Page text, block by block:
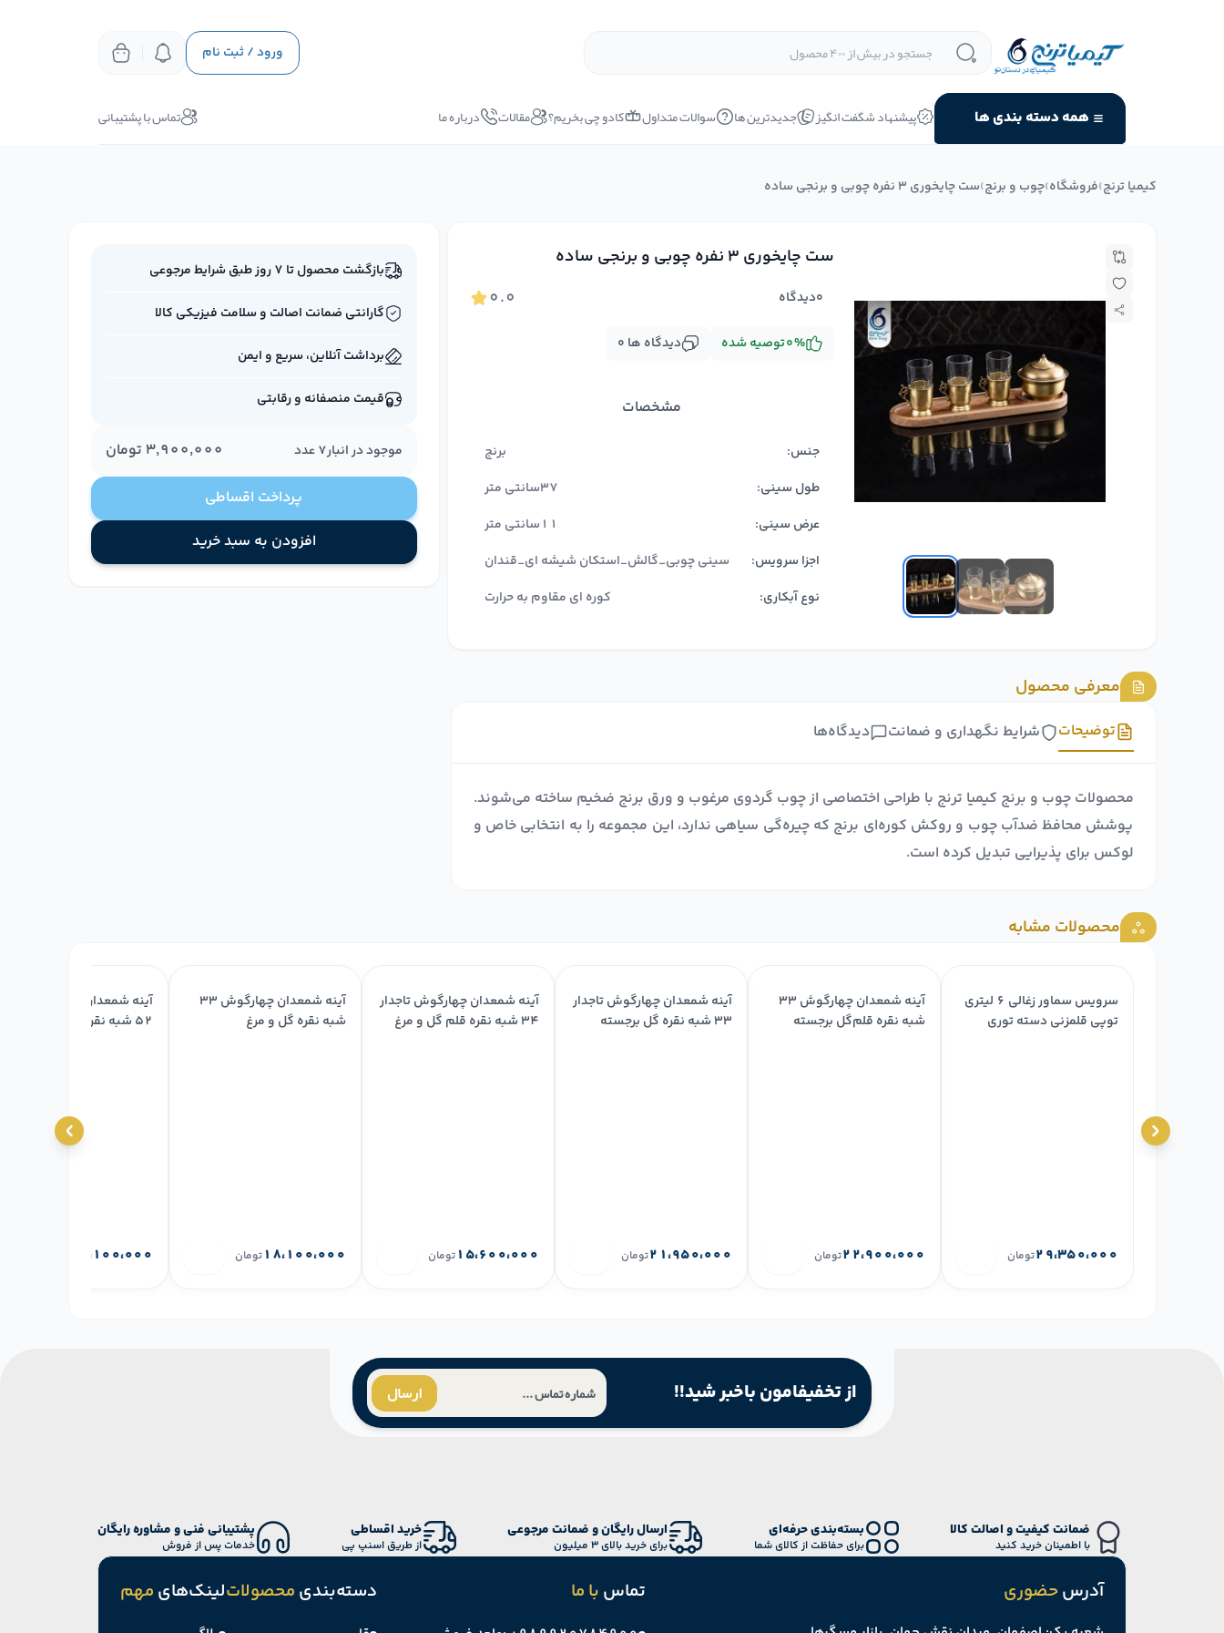
ورود / ثبت نام
همه دسته بندی ها پیشنهاد شگفت انگیز جدیدترین ها سوالات متداول کادو چی بخریم؟ مقالات درباره ما تماس با پشتیبانی
کیمیا ترنج›فروشگاه›چوب و برنج›ست چایخوری 3 نفره چوبی و برنجی ساده
بازگشت محصول تا ۷ روز طبق شرایط مرجوعی
گارانتی ضمانت اصالت و سلامت فیزیکی کالا
برداشت آنلاین، سریع و ایمن
قیمت منصفانه و رقابتی
موجود در انبار7عدد ۳٬۹۰۰٬۰۰۰ تومان
پرداخت اقساطی
افزودن به سبد خرید
ست چایخوری 3 نفره چوبی و برنجی ساده
۰.۰
دیدگاه۰
۰ دیدگاه ها توصیه شده۰%
مشخصات
جنس:
برنج
طول سینی:
37سانتی متر
عرض سینی:
11سانتی متر
اجزا سرویس:
سینی چوبی_گالش_استکان شیشه ای_قندان
نوع آبکاری:
کوره ای مقاوم به حرارت
معرفی محصول
دیدگاه‌ها شرایط نگهداری و ضمانت توضیحات
محصولات چوب و برنج کیمیا ترنج با طراحی اختصاصی از چوب گردوی مرغوب و ورق برنج ضخیم ساخته می‌شوند.
پوشش محافظ ضدآب چوب و روکش کوره‌ای برنج که چیره‌گی سیاهی ندارد، این مجموعه را به انتخابی خاص و
لوکس برای پذیرایی تبدیل کرده است.
محصولات مشابه
سرویس سماور زغالی ۶ لیتری
توپی قلمزنی دسته توری
۲۹،۳۵۰،۰۰۰تومان
آینه شمعدان چهارگوش ۳۳
شبه نقره قلم‌گل برجسته
۲۲،۹۰۰،۰۰۰تومان
آینه شمعدان چهارگوش تاجدار
۳۳ شبه نقره گل برجسته
۲۱،۹۵۰،۰۰۰تومان
آینه شمعدان چهارگوش تاجدار
۳۴ شبه نقره قلم گل و مرغ
۱۵،۶۰۰،۰۰۰تومان
آینه شمعدان چهارگوش ۳۳
شبه نقره گل و مرغ
۱۸،۱۰۰،۰۰۰تومان
آینه شمعدان چهارگوش
۵۲ شبه نقره قلم اسلیمی
۲۵،۱۰۰،۰۰۰
ارسال از تخفیفامون باخبر شید!!
پشتیبانی فنی و مشاوره رایگان
خدمات پس از فروش
خرید اقساطی
از طریق اسنپ پی
ارسال رایگان و ضمانت مرجوعی
برای خرید بالای 3 میلیون
بسته‌بندی حرفه‌ای
برای حفاظت از کالای شما
ضمانت کیفیت و اصالت کالا
با اطمینان خرید کنید
آدرسحضوری لینک‌های مهم دسته‌بندی محصولات تماس با ما